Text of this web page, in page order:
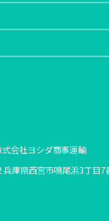
式会社ヨシダ商事運輸
兵庫県西宮市鳴尾浜3丁目7